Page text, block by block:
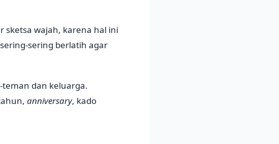
sketsa wajah, karena hal ini
sering berlatih agar
dan keluarga.
anniversary, kado